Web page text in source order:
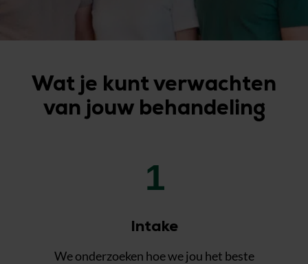
Wat je kunt verwachten
van jouw behandeling
1
Intake
We onderzoeken hoe we jou het beste